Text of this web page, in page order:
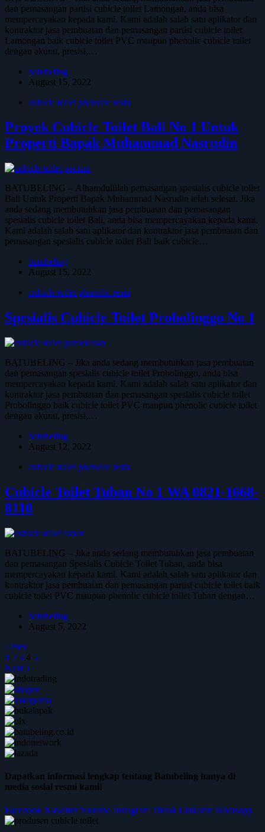
dan pemasangan partisi cubicle toilet Lamongan, anda bisa
mempercayakan kepada kami. Kami adalah salah satu aplikator dan
kontraktor jasa pembuatan dan pemasangan partisi cubicle toilet
Lamongan baik cubicle toilet PVC maupun phenolic cubicle toilet
dengan akurat, presisi,…
batubeling
August 15, 2022
cubicle toilet phenolic resin
Proyek Cubicle Toilet Bali No 1 Untuk
Properti Bapak Muhammad Nasrudin
BATUBELING – Alhamdulillah pemasangan spesialis cubicle toilet
Bali Untuk Properti Bapak Muhammad Nasrudin telah selesai. Jika
anda sedang membutuhkan jasa pembuatan dan pemasangan
spesialis cubicle toilet Bali, anda bisa mempercayakan kepada kami.
Kami adalah salah satu aplikator dan kontraktor jasa pembuatan dan
pemasangan spesialis cubicle toilet Bali baik cubicle…
batubeling
August 15, 2022
cubicle toilet phenolic resin
Spesialis Cubicle Toilet Probolinggo No 1
BATUBELING – Jika anda sedang membutuhkan jasa pembuatan
dan pemasangan spesialis cubicle toilet Probolinggo, anda bisa
mempercayakan kepada kami. Kami adalah salah satu aplikator dan
kontraktor jasa pembuatan dan pemasangan spesialis cubicle toilet
Probolinggo baik cubicle toilet PVC maupun phenolic cubicle toilet
dengan akurat, presisi,…
batubeling
August 12, 2022
cubicle toilet phenolic resin
Cubicle Toilet Tuban No 1 WA 0821-1668-
8110
BATUBELING – Jika anda sedang membutuhkan jasa pembuatan
dan pemasangan Spesialis Cubicle Toilet Tuban, anda bisa
mempercayakan kepada kami. Kami adalah salah satu aplikator dan
kontraktor jasa pembuatan dan pemasangan partisi cubicle toilet baik
cubicle toilet PVC maupun phenolic cubicle toilet Tuban dengan…
batubeling
August 5, 2022
Prev
1 2 3 4 5
Next
Dapatkan informasi lengkap tentang Batubeling hanya di
media sosial resmi kami!
Facebook X-twitterYoutube Instagram Tiktok Linkedin Whatsapp